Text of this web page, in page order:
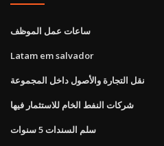
ساعات عمل الموظف
Latam em salvador
نقل التجارة والأصول داخل المجموعة
شركات النفط الخام للاستثمار فيها
سلم السندات 5 سنوات